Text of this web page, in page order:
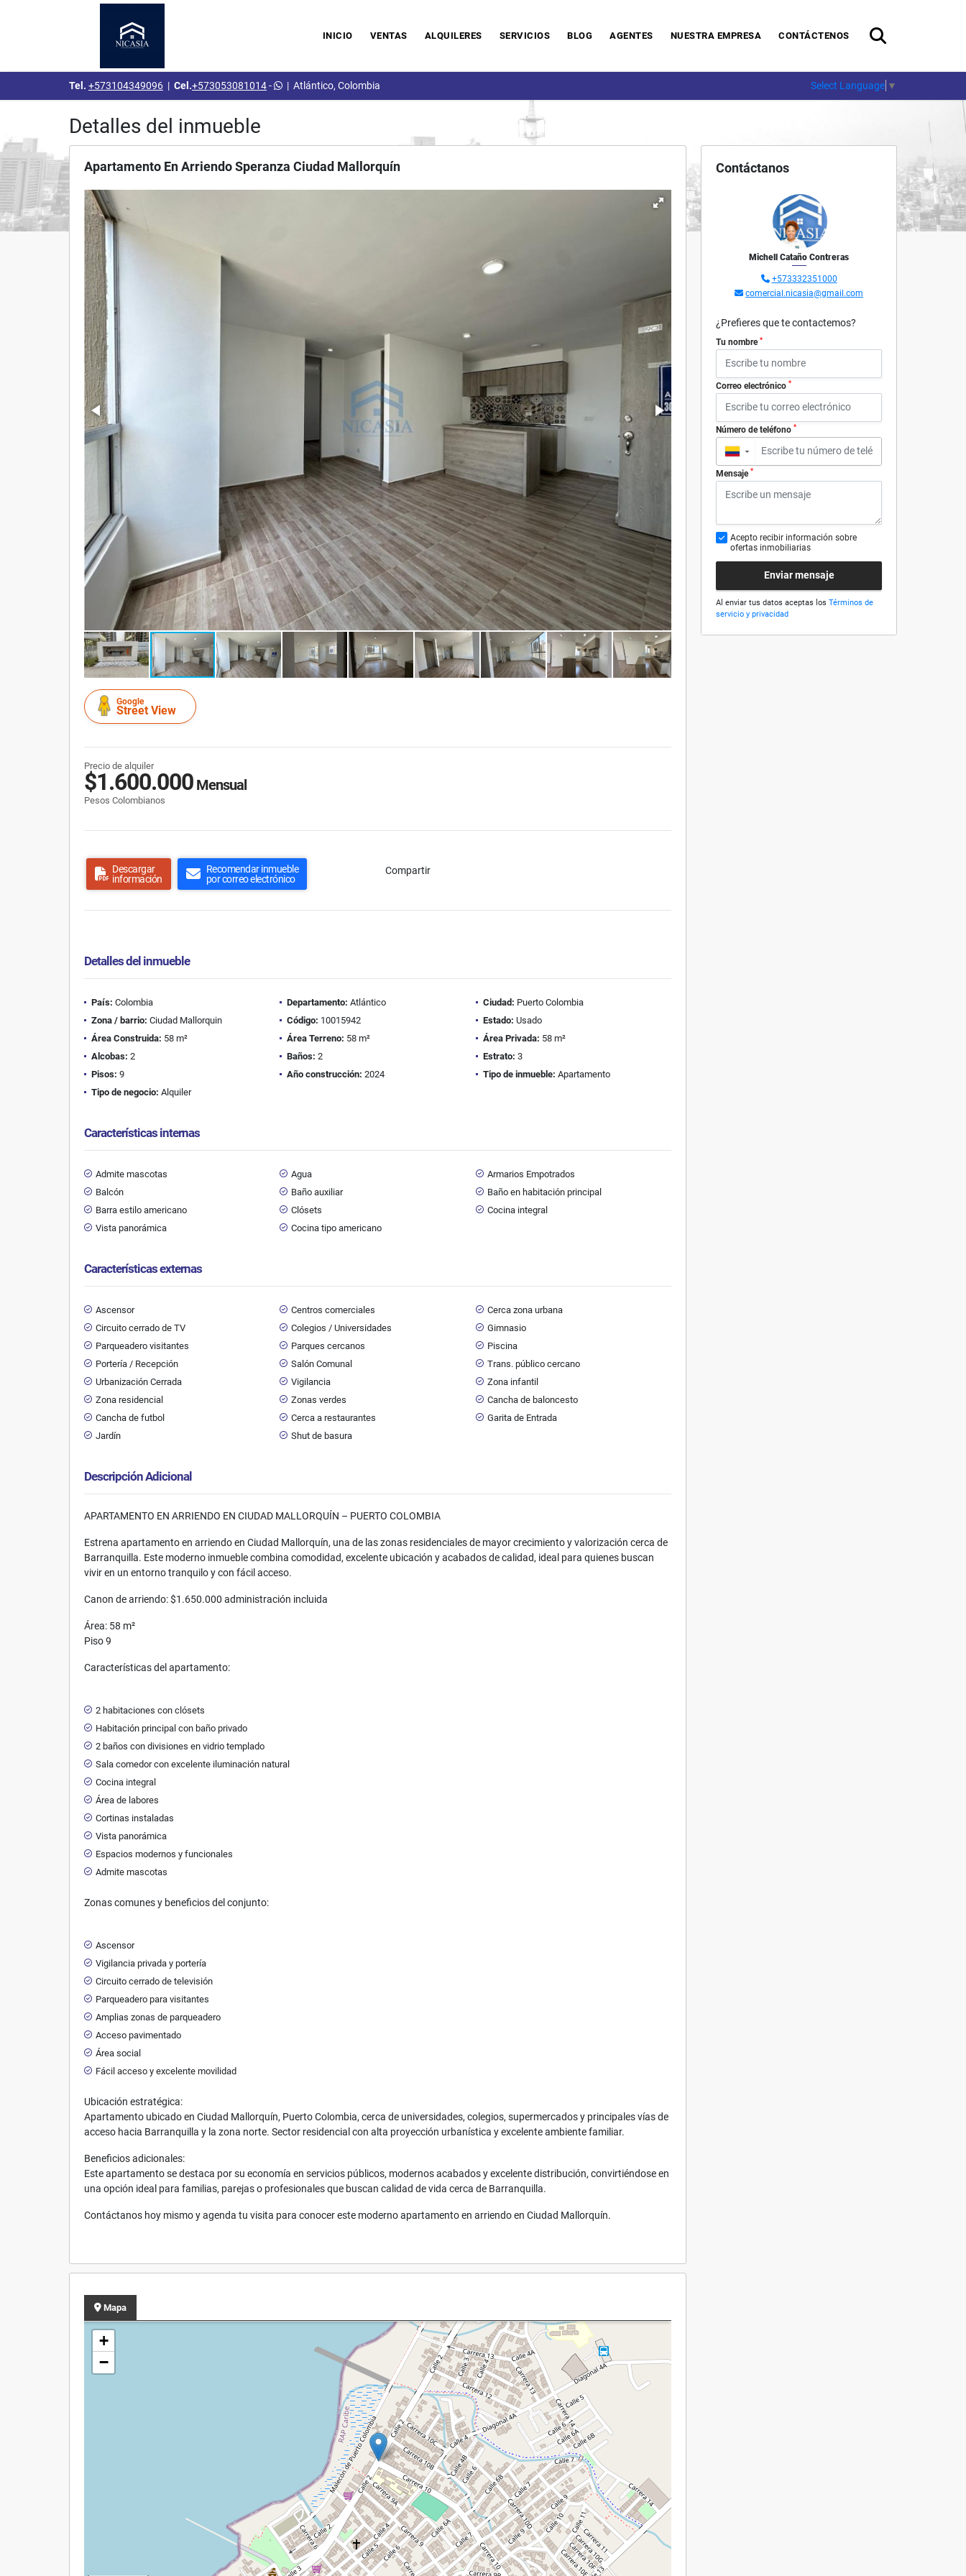
INICIO VENTAS ALQUILERES SERVICIOS BLOG AGENTES NUESTRA EMPRESA CONTÁCTENOS
Tel. +573104349096 | Cel.+573053081014- | Atlántico, Colombia Select Language ▼
Detalles del inmueble
Apartamento En Arriendo Speranza Ciudad Mallorquín
Google
Street View
Precio de alquiler
$1.600.000 Mensual
Pesos Colombianos
Descargar
información
Recomendar inmueble
por correo electrónico
Compartir
Detalles del inmueble
País: Colombia Departamento: Atlántico Ciudad: Puerto Colombia
Zona / barrio: Ciudad Mallorquin Código: 10015942 Estado: Usado
Área Construida: 58 m² Área Terreno: 58 m² Área Privada: 58 m²
Alcobas: 2 Baños: 2 Estrato: 3
Pisos: 9 Año construcción: 2024 Tipo de inmueble: Apartamento
Tipo de negocio: Alquiler
Características internas
Admite mascotas Agua
Armarios Empotrados
Balcón
Baño auxiliar
Baño en habitación principal
Barra estilo americano
Clósets
Cocina integral
Vista panorámica
Cocina tipo americano
Características externas
Ascensor Centros comerciales
Cerca zona urbana
Circuito cerrado de TV
Colegios / Universidades
Gimnasio
Parqueadero visitantes
Parques cercanos
Piscina
Portería / Recepción
Salón Comunal
Trans. público cercano
Urbanización Cerrada
Vigilancia
Zona infantil
Zona residencial
Zonas verdes
Cancha de baloncesto
Cancha de futbol
Cerca a restaurantes
Garita de Entrada
Jardín
Shut de basura
Descripción Adicional
APARTAMENTO EN ARRIENDO EN CIUDAD MALLORQUÍN – PUERTO COLOMBIA
Estrena apartamento en arriendo en Ciudad Mallorquín, una de las zonas residenciales de mayor crecimiento y valorización cerca de
Barranquilla. Este moderno inmueble combina comodidad, excelente ubicación y acabados de calidad, ideal para quienes buscan
vivir en un entorno tranquilo y con fácil acceso.
Canon de arriendo: $1.650.000 administración incluida
Área: 58 m²
Piso 9
Características del apartamento:
2 habitaciones con clósets
Habitación principal con baño privado
2 baños con divisiones en vidrio templado
Sala comedor con excelente iluminación natural
Cocina integral
Área de labores
Cortinas instaladas
Vista panorámica
Espacios modernos y funcionales
Admite mascotas
Zonas comunes y beneficios del conjunto:
Ascensor
Vigilancia privada y portería
Circuito cerrado de televisión
Parqueadero para visitantes
Amplias zonas de parqueadero
Acceso pavimentado
Área social
Fácil acceso y excelente movilidad
Ubicación estratégica:
Apartamento ubicado en Ciudad Mallorquín, Puerto Colombia, cerca de universidades, colegios, supermercados y principales vías de
acceso hacia Barranquilla y la zona norte. Sector residencial con alta proyección urbanística y excelente ambiente familiar.
Beneficios adicionales:
Este apartamento se destaca por su economía en servicios públicos, modernos acabados y excelente distribución, convirtiéndose en
una opción ideal para familias, parejas o profesionales que buscan calidad de vida cerca de Barranquilla.
Contáctanos hoy mismo y agenda tu visita para conocer este moderno apartamento en arriendo en Ciudad Mallorquín.
Mapa
+
−
Contáctanos
Michell Cataño Contreras
+573332351000
comercial.nicasia@gmail.com
¿Prefieres que te contactemos?
Tu nombre *
Correo electrónico *
Número de teléfono *
▼
Mensaje *
Acepto recibir información sobre
ofertas inmobiliarias
Enviar mensaje
Al enviar tus datos aceptas los Términos de
servicio y privacidad